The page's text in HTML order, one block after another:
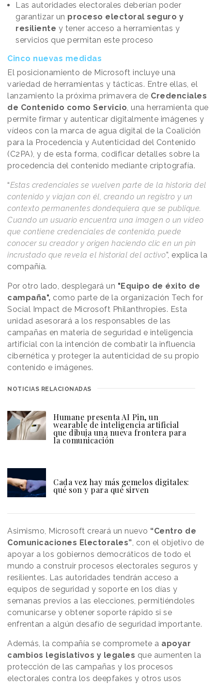
Las autoridades electorales deberían poder
garantizar un proceso electoral seguro y
resiliente y tener acceso a herramientas y
servicios que permitan este proceso
Cinco nuevas medidas
El posicionamiento de Microsoft incluye una
variedad de herramientas y tácticas. Entre ellas, el
lanzamiento la próxima primavera de Credenciales
de Contenido como Servicio, una herramienta que
permite firmar y autenticar digitalmente imágenes y
vídeos con la marca de agua digital de la Coalición
para la Procedencia y Autenticidad del Contenido
(C2PA), y de esta forma, codificar detalles sobre la
procedencia del contenido mediante criptografía.
“Estas credenciales se vuelven parte de la historia del
contenido y viajan con él, creando un registro y un
contexto permanentes dondequiera que se publique.
Cuando un usuario encuentra una imagen o un vídeo
que contiene credenciales de contenido, puede
conocer su creador y origen haciendo clic en un pin
incrustado que revela el historial del activo”, explica la
compañía.
Por otro lado, desplegará un "Equipo de éxito de
campaña", como parte de la organización Tech for
Social Impact de Microsoft Philanthropies. Esta
unidad asesorará a los responsables de las
campañas en materia de seguridad e inteligencia
artificial con la intención de combatir la influencia
cibernética y proteger la autenticidad de su propio
contenido e imágenes.
NOTICIAS RELACIONADAS
Humane presenta AI Pin, un
wearable de inteligencia artificial
que dibuja una nueva frontera para
la comunicación
Cada vez hay más gemelos digitales:
qué son y para qué sirven
Asimismo, Microsoft creará un nuevo “Centro de
Comunicaciones Electorales”, con el objetivo de
apoyar a los gobiernos democráticos de todo el
mundo a construir procesos electorales seguros y
resilientes. Las autoridades tendrán acceso a
equipos de seguridad y soporte en los días y
semanas previos a las elecciones, permitiéndoles
comunicarse y obtener soporte rápido si se
enfrentan a algún desafío de seguridad importante.
Además, la compañía se compromete a apoyar
cambios legislativos y legales que aumenten la
protección de las campañas y los procesos
electorales contra los deepfakes y otros usos